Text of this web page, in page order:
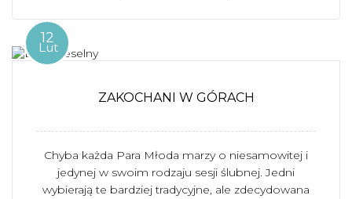
12
Lut
ZAKOCHANI W GÓRACH
Chyba każda Para Młoda marzy o niesamowitej i
jedynej w swoim rodzaju sesji ślubnej. Jedni
wybierają te bardziej tradycyjne, ale zdecydowana